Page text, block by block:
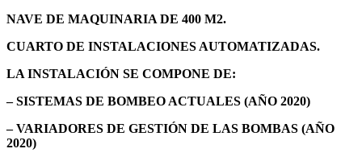
NAVE DE MAQUINARIA DE 400 M2.
CUARTO DE INSTALACIONES AUTOMATIZADAS.
LA INSTALACIÓN SE COMPONE DE:
– SISTEMAS DE BOMBEO ACTUALES (AÑO 2020)
– VARIADORES DE GESTIÓN DE LAS BOMBAS (AÑO
2020)